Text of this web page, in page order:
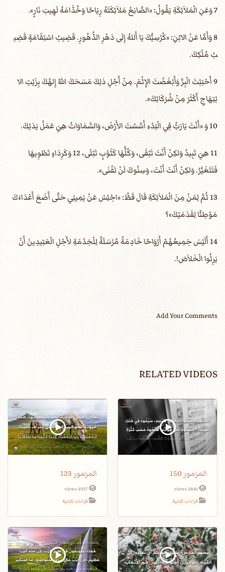
7 وَعَنِ الْمَلاَئِكَةِ يَقُولُ: «الصَّانِعُ مَلاَئِكَتَهُ رِيَاحًا وَخُدَّامَهُ لَهِيبَ نَارٍ».
8 وَأَمَّا عَنْ الابْنِ: «كُرْسِيُّكَ يَا أَللهُ إِلَى دَهْرِ الدُّهُورِ. قَضِيبُ اسْتِقَامَةٍ قَضِي
بُ مُلْكِكَ.
9 أَحْبَبْتَ الْبِرَّ وَأَبْغَضْتَ الإِثْمَ. مِنْ أَجْلِ ذلِكَ مَسَحَكَ اللهُ إِلهُكَ بِزَيْتِ الا
بْتِهَاجِ أَكْثَرَ مِنْ شُرَكَائِكَ».
10 وَ «أَنْتَ يَارَبُّ فِي الْبَدْءِ أَسَّسْتَ الأَرْضَ، وَالسَّمَاوَاتُ هِيَ عَمَلُ يَدَيْكَ.
11 هِيَ تَبِيدُ وَلكِنْ أَنْتَ تَبْقَى، وَكُلُّهَا كَثَوْبٍ تَبْلَى، 12 وَكَرِدَاءٍ تَطْوِيهَا
فَتَتَغَيَّرُ. وَلكِنْ أَنْتَ أَنْتَ، وَسِنُوكَ لَنْ تَفْنَى».
13 ثُمَّ لِمَنْ مِنَ الْمَلاَئِكَةِ قَالَ قَطُّ: «اجْلِسْ عَنْ يَمِينِي حَتَّى أَضَعَ أَعْدَاءَكَ
مَوْطِئًا لِقَدَمَيْكَ»؟
14 أَلَيْسَ جَمِيعُهُمْ أَرْوَاحًا خَادِمَةً مُرْسَلَةً لِلْخِدْمَةِ لأَجْلِ الْعَتِيدِينَ أَنْ
يَرِثُوا الْخَلاَصَ!.
Add Your Comments
RELATED VIDEOS
المزمور 150
4846 views
قراءات كتابية
المزمور 123
4937 views
قراءات كتابية